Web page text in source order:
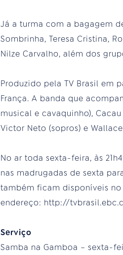
Já a turma com a bagagem
Sombrinha, Teresa Cristina,
Nilze Carvalho, além dos
Produzido pela TV Brasil em
França. A banda que
musical e cavaquinho),
Victor Neto (sopros) e
No ar toda sexta-feira, às
nas madrugadas de sexta
também ficam disponíveis
endereço: http://
Serviço
Samba na Gamboa – sexta-